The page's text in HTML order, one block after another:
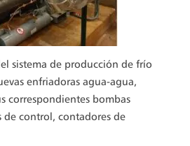
sistema de producción de frío
enfriadoras agua-agua,
correspondientes bombas
de control, contadores de